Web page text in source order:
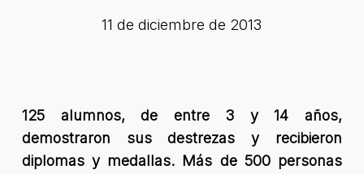
11 de diciembre de 2013
125 alumnos, de entre 3 y 14 años,
demostraron sus destrezas y recibieron
diplomas y medallas. Más de 500 personas